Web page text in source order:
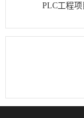
PLC工程项